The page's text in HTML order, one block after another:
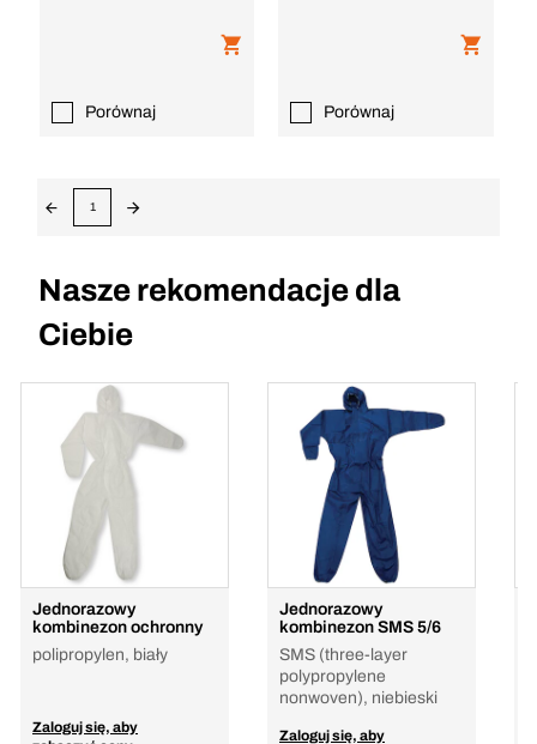
Porównaj Porównaj
1
Nasze rekomendacje dla
Ciebie
Jednorazowy
kombinezon ochronny
polipropylen, biały
Zaloguj się, aby
Jednorazowy
kombinezon SMS 5/6
SMS (three-layer
polypropylene
nonwoven), niebieski
Zaloguj się, aby